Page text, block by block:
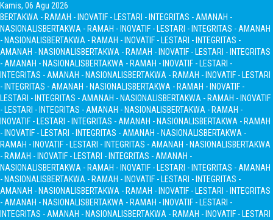
Kamis, 06 Agu 2026
BERTAKWA - RAMAH - INOVATIF - LESTARI - INTEGRITAS - AMANAH -
NASIONALISBERTAKWA - RAMAH - INOVATIF - LESTARI - INTEGRITAS - AMANAH
- NASIONALISBERTAKWA - RAMAH - INOVATIF - LESTARI - INTEGRITAS -
AMANAH - NASIONALISBERTAKWA - RAMAH - INOVATIF - LESTARI - INTEGRITAS
- AMANAH - NASIONALISBERTAKWA - RAMAH - INOVATIF - LESTARI -
INTEGRITAS - AMANAH - NASIONALISBERTAKWA - RAMAH - INOVATIF - LESTARI
- INTEGRITAS - AMANAH - NASIONALISBERTAKWA - RAMAH - INOVATIF -
LESTARI - INTEGRITAS - AMANAH - NASIONALISBERTAKWA - RAMAH - INOVATIF
- LESTARI - INTEGRITAS - AMANAH - NASIONALISBERTAKWA - RAMAH -
INOVATIF - LESTARI - INTEGRITAS - AMANAH - NASIONALISBERTAKWA - RAMAH
- INOVATIF - LESTARI - INTEGRITAS - AMANAH - NASIONALISBERTAKWA -
RAMAH - INOVATIF - LESTARI - INTEGRITAS - AMANAH - NASIONALISBERTAKWA
- RAMAH - INOVATIF - LESTARI - INTEGRITAS - AMANAH -
NASIONALISBERTAKWA - RAMAH - INOVATIF - LESTARI - INTEGRITAS - AMANAH
- NASIONALISBERTAKWA - RAMAH - INOVATIF - LESTARI - INTEGRITAS -
AMANAH - NASIONALISBERTAKWA - RAMAH - INOVATIF - LESTARI - INTEGRITAS
- AMANAH - NASIONALISBERTAKWA - RAMAH - INOVATIF - LESTARI -
INTEGRITAS - AMANAH - NASIONALISBERTAKWA - RAMAH - INOVATIF - LESTARI